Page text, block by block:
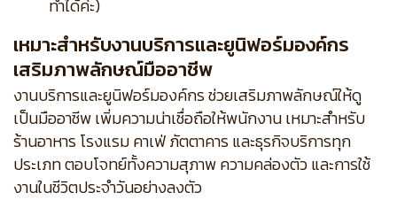
ทำได้ค่ะ)
เหมาะสำหรับงานบริการและยูนิฟอร์มองค์กร
เสริมภาพลักษณ์มืออาชีพ
งานบริการและยูนิฟอร์มองค์กร ช่วยเสริมภาพลักษณ์ให้ดู
เป็นมืออาชีพ เพิ่มความน่าเชื่อถือให้พนักงาน เหมาะสำหรับ
ร้านอาหาร โรงแรม คาเฟ่ ภัตตาคาร และธุรกิจบริการทุก
ประเภท ตอบโจทย์ทั้งความสุภาพ ความคล่องตัว และการใช้
งานในชีวิตประจำวันอย่างลงตัว